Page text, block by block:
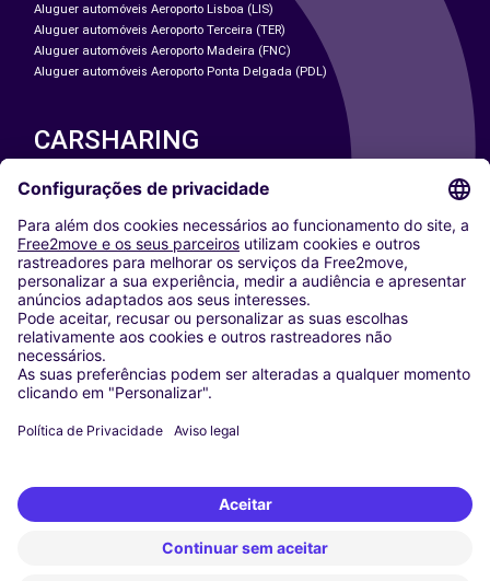
Aluguer automóveis Aeroporto Lisboa (LIS)
Aluguer automóveis Aeroporto Terceira (TER)
Aluguer automóveis Aeroporto Madeira (FNC)
Aluguer automóveis Aeroporto Ponta Delgada (PDL)
CARSHARING
NOSSAS CIDADES
Washington DC
Milan
Rome
Turin
Vienna
Berlin
Cologne
Dusseldorf
Frankfurt
Munich